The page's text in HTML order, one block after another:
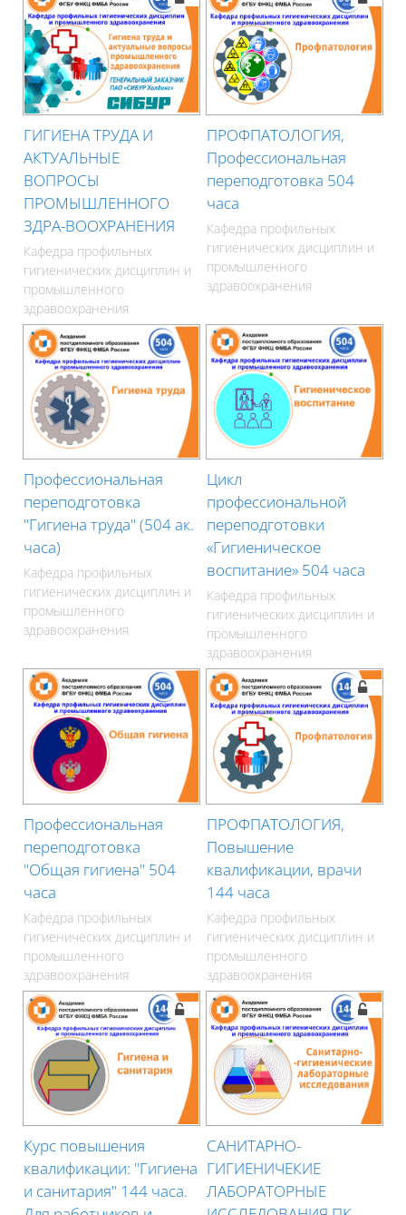
ГИГИЕНА ТРУДА И
АКТУАЛЬНЫЕ
ВОПРОСЫ
ПРОМЫШЛЕННОГО
ЗДРА-ВООХРАНЕНИЯ
Кафедра профильных
гигиенических дисциплин и
промышленного
здравоохранения
ПРОФПАТОЛОГИЯ,
Профессиональная
переподготовка 504
часа
Кафедра профильных
гигиенических дисциплин и
промышленного
здравоохранения
Профессиональная
переподготовка
"Гигиена труда" (504 ак.
часа)
Кафедра профильных
гигиенических дисциплин и
промышленного
здравоохранения
Цикл
профессиональной
переподготовки
«Гигиеническое
воспитание» 504 часа
Кафедра профильных
гигиенических дисциплин и
промышленного
здравоохранения
Профессиональная
переподготовка
"Общая гигиена" 504
часа
Кафедра профильных
гигиенических дисциплин и
промышленного
здравоохранения
ПРОФПАТОЛОГИЯ,
Повышение
квалификации, врачи
144 часа
Кафедра профильных
гигиенических дисциплин и
промышленного
здравоохранения
Курс повышения
квалификации: "Гигиена
и санитария" 144 часа.
САНИТАРНО-
ГИГИЕНИЧЕКИЕ
ЛАБОРАТОРНЫЕ